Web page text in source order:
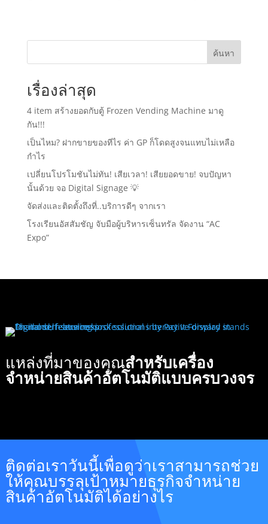
ค้นหา
เรื่องล่าสุด
4 item สร้างยอดกับตู้ Frozen Vending Machine มาดู
กัน!!!
เป็นไหม? ฝากขายของทีไร ค่า GP ก็โดดสูงจนแทบไม่เหลือ
กำไร
เปลี่ยนโปรโมชันไม่ทัน! เสียเวลา! เสียยอดขาย! จบปัญหา
นั้นด้วย จอ Digital Signage 💡
จัดส่งและติดตั้งถึงที่..บริการดีๆ จากเรา
โรงเรียนอัสสัมชัญ จับมือผู้บริหารเซ็นทรัล จัดงาน “AC
Expo”
แหล่งที่มาของคุณสำหรับเครื่อง
จำหน่ายสินค้าอัตโนมัติแบบครบวงจร
ติดต่อเราวันนี้เพื่อดูว่าเราสามารถช่วย
ให้คุณบรรลุเป้าหมายธุรกิจจำหน่าย
สินค้าอัตโนมัติได้อย่างไร